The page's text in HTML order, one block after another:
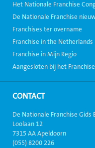
Het Nationale Franchise
De Nationale Franchise
Franchises ter overname
Franchise in the Netherlands
Franchise in Mijn Regio
Aangesloten bij het
CONTACT
De Nationale Franchise Gids
Loolaan 12
7315 AA Apeldoorn
(055) 8200 226